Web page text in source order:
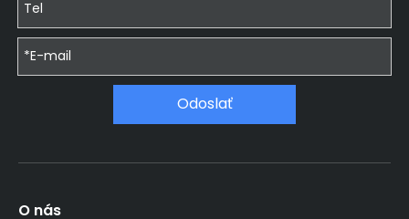
Odoslať
O nás